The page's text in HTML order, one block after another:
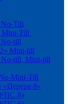
No-Till
Mini-Till
No-till
Mini-till
No-till, Mini-till
Mini-Till
«Церера 8»
8)